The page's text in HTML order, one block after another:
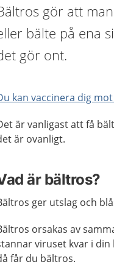
gör att
bälte på ena
gör ont.
kan vaccinera dig
är vanligast att få
är ovanligt.
är bältros?
ger utslag och
orsakas av
viruset kvar i
får du bältros.